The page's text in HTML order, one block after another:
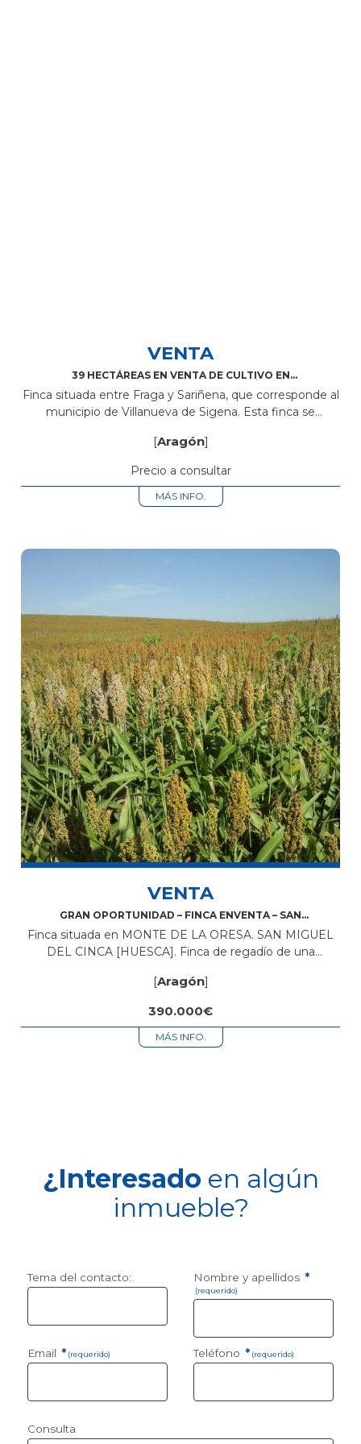
VENTA
39 HECTÁREAS EN VENTA DE CULTIVO EN
Finca situada entre Fraga y Sariñena, que corresponde al
municipio de Villanueva de Sigena. Esta finca se
La finca está compuesta...
[Aragón]
Precio a consultar
MÁS INFO.
VENTA
GRAN OPORTUNIDAD – FINCA ENVENTA – SAN
Finca situada en MONTE DE LA ORESA. SAN MIGUEL
DEL CINCA [HUESCA]. Finca de regadío de una
buena calidad produciendo...
[Aragón]
390.000€
MÁS INFO.
¿Interesado en algún
inmueble?
Tema del contacto: Nombre y apellidos *
(requerido)
Email * (requerido) Teléfono * (requerido)
Consulta